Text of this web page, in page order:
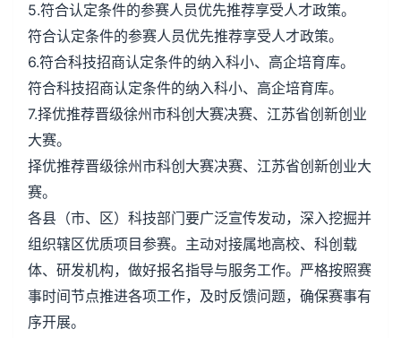
5.符合认定条件的参赛人员优先推荐享受人才政策。
符合认定条件的参赛人员优先推荐享受人才政策。
6.符合科技招商认定条件的纳入科小、高企培育库。
符合科技招商认定条件的纳入科小、高企培育库。
7.择优推荐晋级徐州市科创大赛决赛、江苏省创新创业
大赛。
择优推荐晋级徐州市科创大赛决赛、江苏省创新创业大
赛。
各县（市、区）科技部门要广泛宣传发动，深入挖掘并
组织辖区优质项目参赛。主动对接属地高校、科创载
体、研发机构，做好报名指导与服务工作。严格按照赛
事时间节点推进各项工作，及时反馈问题，确保赛事有
序开展。